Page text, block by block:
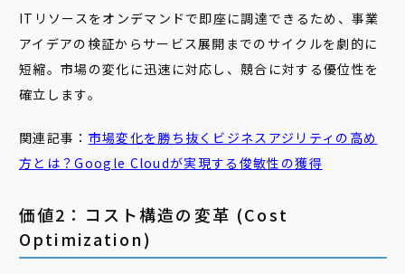
ITリソースをオンデマンドで即座に調達できるため、事業
アイデアの検証からサービス展開までのサイクルを劇的に
短縮。市場の変化に迅速に対応し、競合に対する優位性を
確立します。
関連記事： 市場変化を勝ち抜くビジネスアジリティの高め
方とは？Google Cloudが実現する 俊敏性 の獲得
価値2：コスト構造の変革 (Cost
Optimization)